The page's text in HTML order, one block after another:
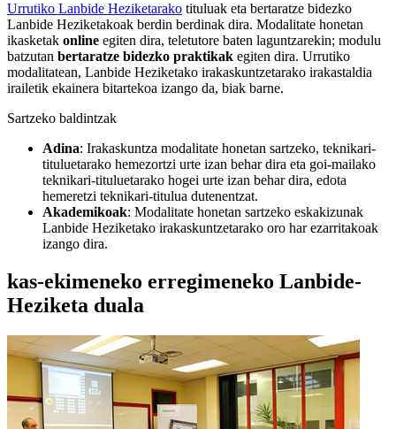
Urrutiko Lanbide Heziketarako tituluak eta bertaratze bidezko
Lanbide Heziketakoak berdin berdinak dira. Modalitate honetan
ikasketak online egiten dira, teletutore baten laguntzarekin; modulu
batzutan bertaratze bidezko praktikak egiten dira. Urrutiko
modalitatean, Lanbide Heziketako irakaskuntzetarako irakastaldia
irailetik ekainera bitartekoa izango da, biak barne.
Sartzeko baldintzak
Adina: Irakaskuntza modalitate honetan sartzeko, teknikari-
tituluetarako hemezortzi urte izan behar dira eta goi-mailako
teknikari-tituluetarako hogei urte izan behar dira, edota
hemeretzi teknikari-titulua dutenentzat.
Akademikoak: Modalitate honetan sartzeko eskakizunak
Lanbide Heziketako irakaskuntzetarako oro har ezarritakoak
izango dira.
kas-ekimeneko erregimeneko Lanbide-
Heziketa duala